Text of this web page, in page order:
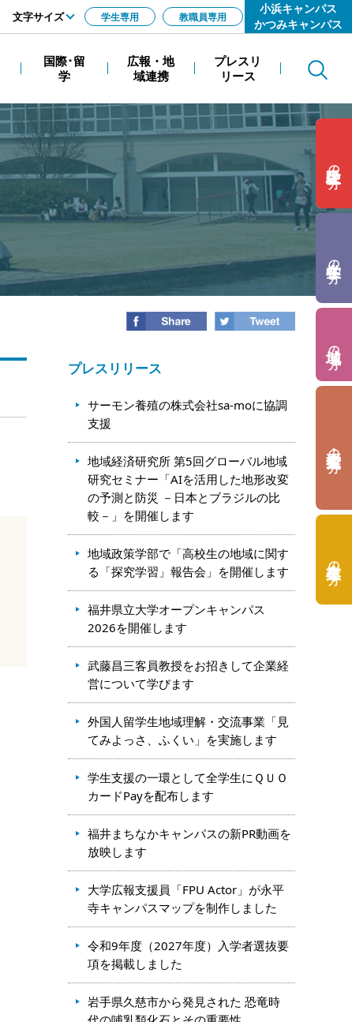
Search
国際･留
学
広報・地
域連携
プレスリ
リース
小浜キャンパス
かつみキャンパス
の方
の方
の方
の方
の方
文字サイズ
拡大
学生専用 教職員専用
プレスリリース
サーモン養殖の株式会社sa-moに協調
支援
地域経済研究所 第5回グローバル地域
研究セミナー「AIを活用した地形改変
の予測と防災 －日本とブラジルの比
較－」を開催します
地域政策学部で「高校生の地域に関す
る「探究学習」報告会」を開催します
福井県立大学オープンキャンパス
2026を開催します
武藤昌三客員教授をお招きして企業経
営について学びます
外国人留学生地域理解・交流事業「見
てみよっさ、ふくい」を実施します
学生支援の一環として全学生にＱＵＯ
カードPayを配布します
福井まちなかキャンパスの新PR動画を
放映します
大学広報支援員「FPU Actor」が永平
寺キャンパスマップを制作しました
令和9年度（2027年度）入学者選抜要
項を掲載しました
岩手県久慈市から発見された 恐竜時